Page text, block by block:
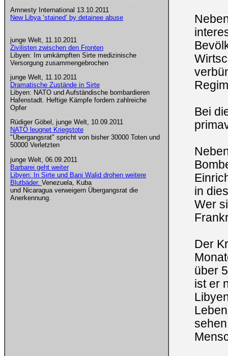
Amnesty International 13.10.2011
New Libya ’stained’ by detainee abuse
junge Welt, 11.10.2011
Zivilisten zwischen den Fronten
Libyen: Im umkämpften Sirte medizinische
Versorgung zusammengebrochen
junge Welt, 11.10.2011
Dramatische Zustände in Sirte
Libyen: NATO und Aufständische bombardieren
Hafenstadt. Heftige Kämpfe fordern zahlreiche
Opfer
Rüdiger Göbel, junge Welt, 10.09.2011
NATO leugnet Kriegstote
"Übergangsrat" spricht von bisher 30000 Toten und
50000 Verletzten
junge Welt, 06.09.2011
Barbarei geht weiter
Libyen: In Sirte und Bani Walid drohen weitere
Blutbäder. Venezuela, Kuba
und Nicaragua verweigern Übergangsrat die
Anerkennung.
Bei
in
Wer
Der
über
ist er